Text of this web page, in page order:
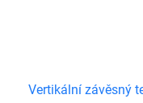
Vertikální závěsný